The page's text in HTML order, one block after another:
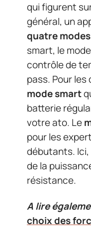
qui figurent
général, un
quatre modes
smart, le
contrôle de
pass. Pour les
mode smart
batterie
votre ato. Le
pour les
débutants. Ici,
de la
résistance.
A lire
choix des